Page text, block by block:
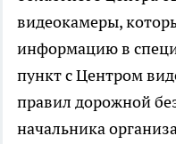
видеокамеры,
информацию в
пункт с Центром
правил дорожной
начальника